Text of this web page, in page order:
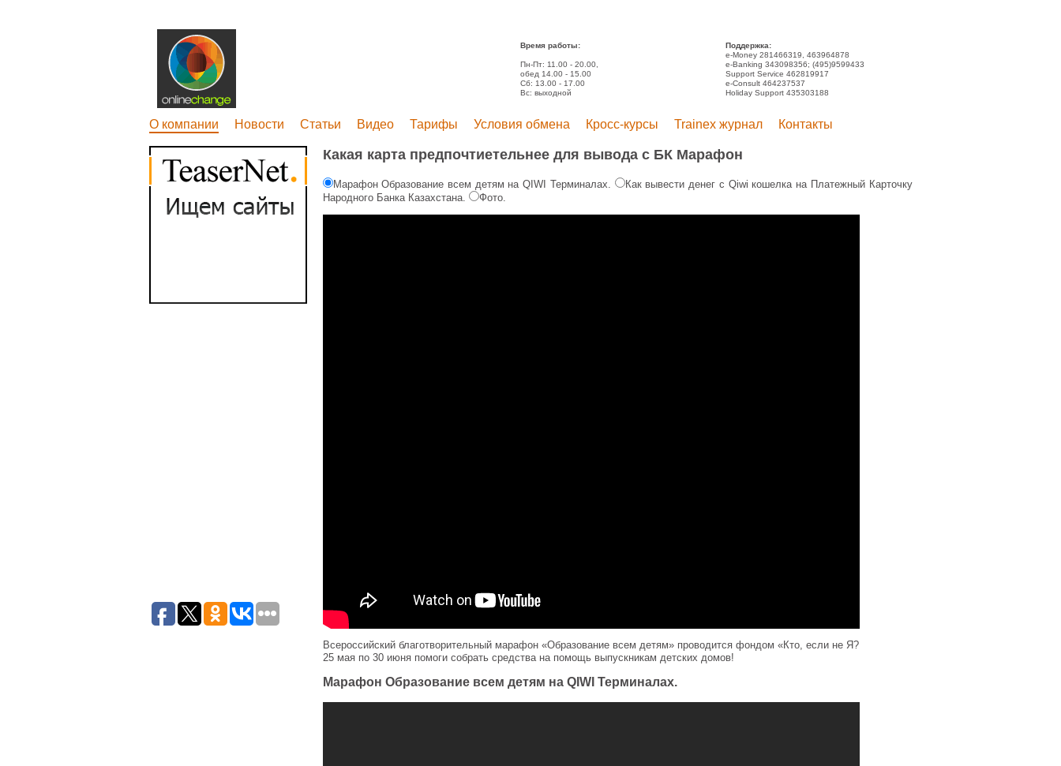
Время работы:
Пн-Пт: 11.00 - 20.00,
обед 14.00 - 15.00
Сб: 13.00 - 17.00
Вс: выходной
Поддержка:
e-Money 281466319, 463964878
e-Banking 343098356; (495)9599433
Support Service 462819917
e-Consult 464237537
Holiday Support 435303188
О компании Новости Статьи Видео Тарифы Условия обмена Кросс-курсы Trainex журнал Контакты
Какая карта предпочтиетельнее для вывода с БК Марафон
Марафон Образование всем детям на QIWI Терминалах.
Как вывести денег с Qiwi кошелка на Платежный Карточку
Народного Банка Казахстана.
Фото.
Всероссийский благотворительный марафон «Образование всем детям» проводится фондом «Кто, если не Я?
25 мая по 30 июня помоги собрать средства на помощь выпускникам детских домов!
Марафон Образование всем детям на QIWI Терминалах.